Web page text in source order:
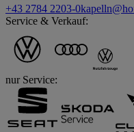
+43 2784 2203-0
Service & Verkauf:
nur Service: